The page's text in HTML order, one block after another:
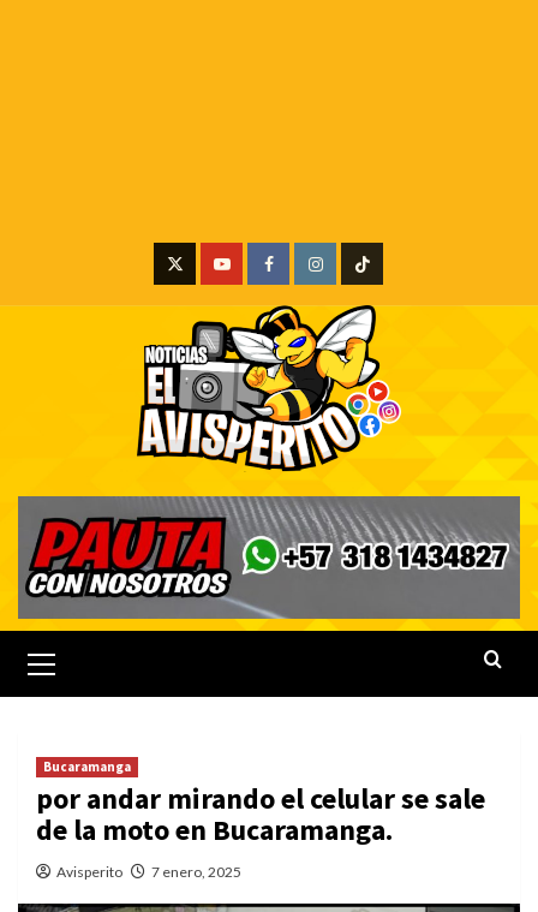
X YoutubeFacebookInstagram
Tiktok
principal
Bucaramanga
por andar mirando el celular se sale
de la moto en Bucaramanga.
Avisperito 7 enero, 2025